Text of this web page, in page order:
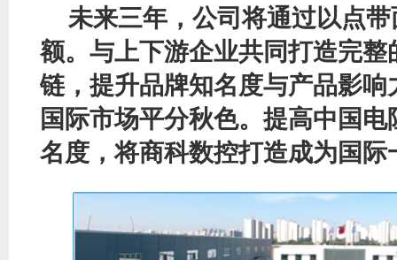
未来三年，公司将通过以点
额。 与上下游企业共同打造完整
链，提升品牌知名度与产品影
国际市场平分秋色。提高中国电
名度 ，将商科数控打造成为国际